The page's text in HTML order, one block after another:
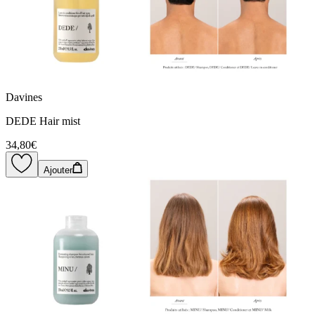
Davines
DEDE Hair mist
34,80€
Ajouter